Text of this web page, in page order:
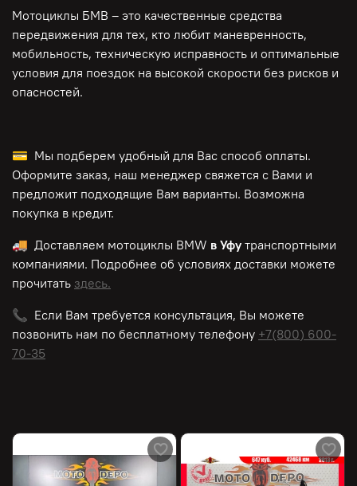
Мотоциклы БМВ – это качественные средства
передвижения для тех, кто любит маневренность,
мобильность, техническую исправность и оптимальные
условия для поездок на высокой скорости без рисков и
опасностей.
💳 Мы подберем удобный для Вас способ оплаты.
Оформите заказ, наш менеджер свяжется с Вами и
предложит подходящие Вам варианты. Возможна
покупка в кредит.
🚚 Доставляем мотоциклы BMW в Уфу транспортными
компаниями. Подробнее об условиях доставки можете
прочитать здесь.
📞 Если Вам требуется консультация, Вы можете
позвонить нам по бесплатному телефону +7(800) 600-
70-35